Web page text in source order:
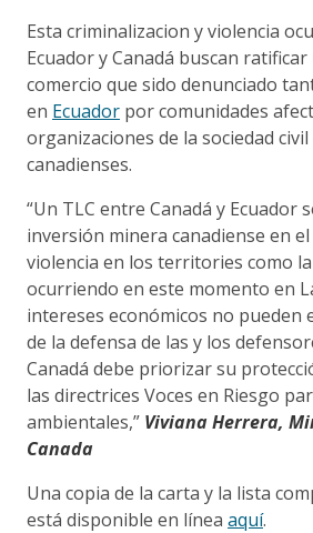
Esta criminalizacion y violencia
Ecuador y Canadá buscan
comercio que sido denunciado
en Ecuador por comunidades
organizaciones de la sociedad
canadienses.
“Un TLC entre Canadá y Ecuador
inversión minera canadiense en
violencia en los territories como
ocurriendo en este momento en
intereses económicos no pueden
de la defensa de las y los
Canadá debe priorizar su
las directrices Voces en Riesgo
ambientales,” Viviana Herrera,
Canada
Una copia de la carta y la lista
está disponible en línea aquí.